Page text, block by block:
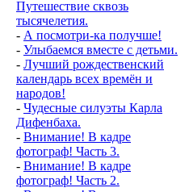
Путешествие сквозь
тысячелетия.
- А посмотри-ка получше!
- Улыбаемся вместе с детьми.
- Лучший рождественский
календарь всех времён и
народов!
- Чудесные силуэты Карла
Дифенбаха.
- Внимание! В кадре
фотограф! Часть 3.
- Внимание! В кадре
фотограф! Часть 2.